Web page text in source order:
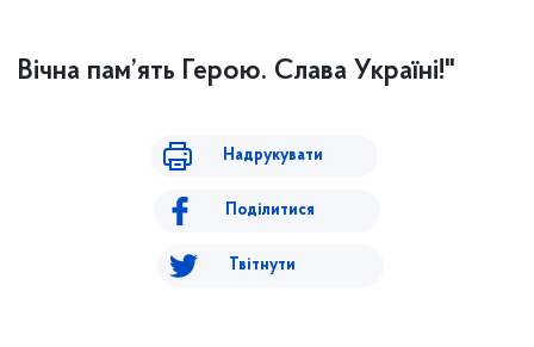
Вічна пам’ять Герою. Слава Україні!"
Надрукувати
Поділитися
Твітнути